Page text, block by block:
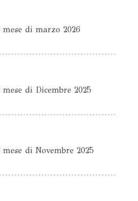
di marzo 2026
di Dicembre 2025
di Novembre 2025